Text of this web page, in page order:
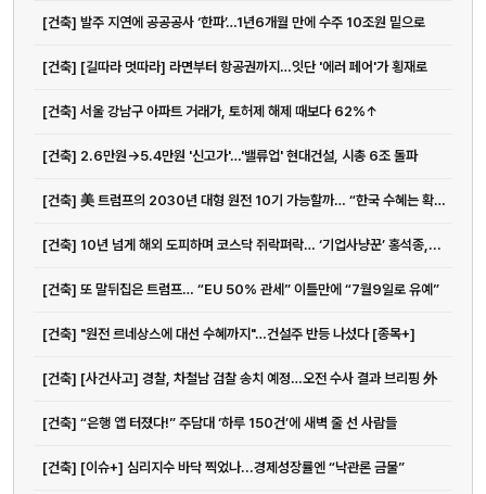
[건축] 발주 지연에 공공공사 ‘한파’…1년6개월 만에 수주 10조원 밑으로
[건축] [길따라 멋따라] 라면부터 항공권까지…잇단 '에러 페어'가 횡재로
[건축] 서울 강남구 아파트 거래가, 토허제 해제 때보다 62%↑
[건축] 2.6만원→5.4만원 '신고가'…'밸류업' 현대건설, 시총 6조 돌파
[건축] 美 트럼프의 2030년 대형 원전 10기 가능할까… “한국 수혜는 확실”
[건축] 10년 넘게 해외 도피하며 코스닥 쥐락펴락… ‘기업사냥꾼’ 홍석종,...
[건축] 또 말뒤집은 트럼프… “EU 50% 관세” 이틀만에 “7월9일로 유예”
[건축] "원전 르네상스에 대선 수혜까지"…건설주 반등 나섰다 [종목+]
[건축] [사건사고] 경찰, 차철남 검찰 송치 예정…오전 수사 결과 브리핑 外
[건축] “은행 앱 터졌다!” 주담대 ‘하루 150건’에 새벽 줄 선 사람들
[건축] [이슈+] 심리지수 바닥 찍었나...경제성장률엔 “낙관론 금물”